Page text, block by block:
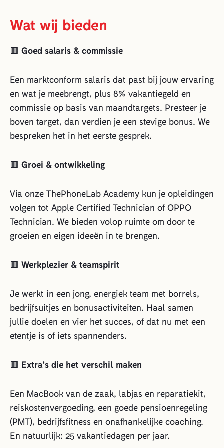
Wat wij bieden
🟥 Goed salaris & commissie
Een marktconform salaris dat past bij jouw ervaring
en wat je meebrengt, plus 8% vakantiegeld en
commissie op basis van maandtargets. Presteer je
boven target, dan verdien je een stevige bonus. We
bespreken het in het eerste gesprek.
🟥 Groei & ontwikkeling
Via onze ThePhoneLab Academy kun je opleidingen
volgen tot Apple Certified Technician of OPPO
Technician. We bieden volop ruimte om door te
groeien en eigen ideeën in te brengen.
🟥 Werkplezier & teamspirit
Je werkt in een jong, energiek team met borrels,
bedrijfsuitjes en bonusactiviteiten. Haal samen
jullie doelen en vier het succes, of dat nu met een
etentje is of iets spannenders.
🟥 Extra's die het verschil maken
Een MacBook van de zaak, labjas en reparatiekit,
reiskostenvergoeding, een goede pensioenregeling
(PMT), bedrijfsfitness en onafhankelijke coaching.
En natuurlijk: 25 vakantiedagen per jaar.